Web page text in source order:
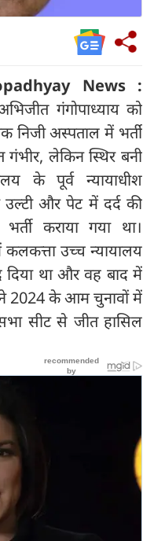
News :
गंगोपाध्याय को
निजी अस्पताल में भर्ती
गंभीर, लेकिन स्थिर बनी
के पूर्व न्यायाधीश
उल्टी और पेट में दर्द की
कराया गया था।
कलकत्ता उच्च न्यायालय
था और वह बाद में
2024 के आम चुनावों में
सीट से जीत हासिल